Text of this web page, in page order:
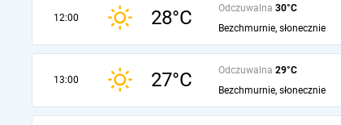
12:00 28°C Odczuwalna 30°C
Bezchmurnie, słonecznie
13:00 27°C Odczuwalna 29°C
Bezchmurnie, słonecznie